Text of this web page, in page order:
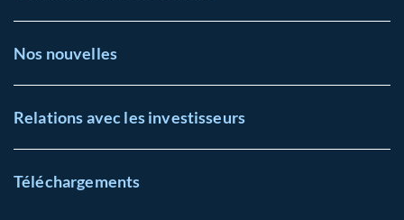
Nos nouvelles
Relations avec les investisseurs
Téléchargements